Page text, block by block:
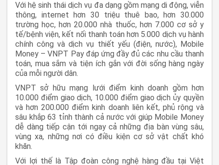
Với hệ sinh thái dịch vụ đa dạng gồm mạng di động, viễn
thông, internet hơn 30 triệu thuê bao, hơn 30.000
trường học, hơn 20.000 nhà thuốc, hơn 7.000 cơ sở y
tế/bệnh viện, kết nối thanh toán hơn 5.000 dịch vụ hành
chính công và dịch vụ thiết yếu (điện, nước), Mobile
Money – VNPT Pay đáp ứng đầy đủ các nhu cầu thanh
toán, mua sắm và tiện ích gắn với đời sống hàng ngày
của mỗi người dân.
VNPT sở hữu mạng lưới điểm kinh doanh gồm hơn
10.000 điểm giao dịch, 10.000 điểm giao dịch ủy quyền
và hơn 200.000 điểm kinh doanh liên kết, phủ rộng và
sâu khắp 63 tỉnh thành cả nước với giúp Mobile Money
dễ dàng tiếp cận tới ngay cả những địa bàn vùng sâu,
vùng xa, những nơi có điều kiện cơ sở vật chất khó
khăn.
Với lợi thế là Tập đoàn công nghệ hàng đầu tại Việt